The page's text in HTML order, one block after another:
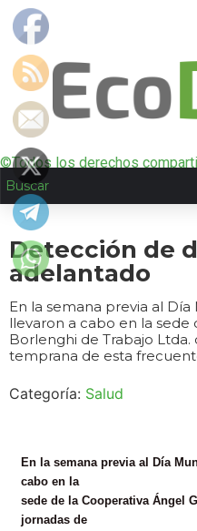
©Todos los derechos
Detección de
adelantado
En la semana previa al
llevaron a cabo en la sede
Borlenghi de Trabajo
temprana de esta
Categoría: Salud
En la semana previa al Día
cabo en la
sede de la Cooperativa Ángel
jornadas de